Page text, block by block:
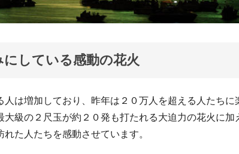
している感動の花火
は増加しており、昨年は２０万人を超える人たちに
級の２尺玉が約２０発も打たれる大迫力の花火に加
た人たちを感動させています。